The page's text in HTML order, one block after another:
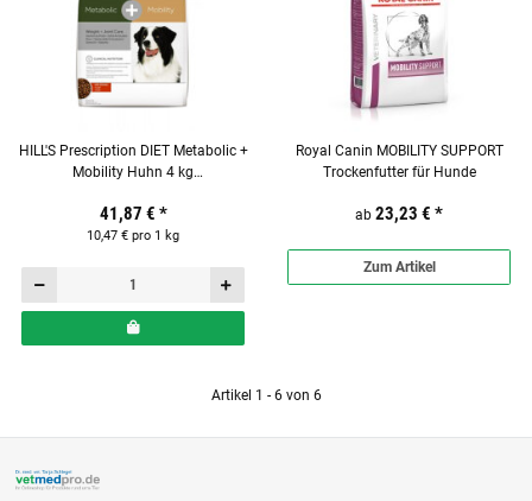
HILL'S Prescription DIET Metabolic +
Mobility Huhn 4 kg
41,87 € *
10,47 € pro 1 kg
Royal Canin MOBILITY SUPPORT
Trockenfutter für Hunde
ab 23,23 € *
Zum Artikel
Artikel 1 - 6 von 6